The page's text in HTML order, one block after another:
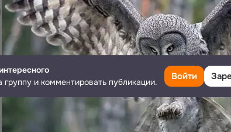
и комментировать публикации.
Войти